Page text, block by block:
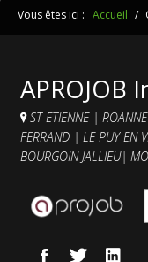
Vous êtes ici : Accueil /
APROJOB
ST ETIENNE| ROANNE
FERRAND | LE PUY EN
BOURGOIN JALLIEU|